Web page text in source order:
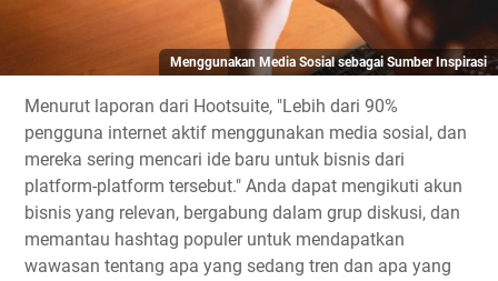
Menggunakan Media Sosial sebagai Sumber Inspirasi
Menurut laporan dari Hootsuite, "Lebih dari 90%
pengguna internet aktif menggunakan media sosial, dan
mereka sering mencari ide baru untuk bisnis dari
platform-platform tersebut." Anda dapat mengikuti akun
bisnis yang relevan, bergabung dalam grup diskusi, dan
memantau hashtag populer untuk mendapatkan
wawasan tentang apa yang sedang tren dan apa yang